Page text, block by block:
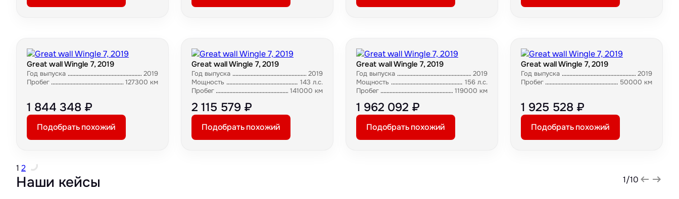
Great wall Wingle 7, 2019
Год выпуска
2019
Пробег
127300 км
1 844 348 ₽
Подобрать похожий
Great wall Wingle 7, 2019
Год выпуска
2019
Мощность
143 л.с.
Пробег
141000 км
2 115 579 ₽
Подобрать похожий
Great wall Wingle 7, 2019
Год выпуска
2019
Мощность
156 л.с.
Пробег
119000 км
1 962 092 ₽
Подобрать похожий
Great wall Wingle 7, 2019
Год выпуска
2019
Пробег
50000 км
1 925 528 ₽
Подобрать похожий
1 2
Наши кейсы 1/10